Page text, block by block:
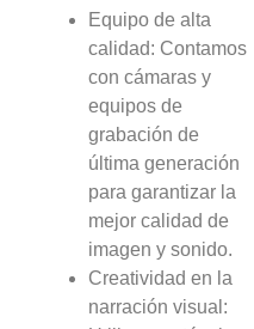
Equipo de alta
calidad: Contamos
con cámaras y
equipos de
grabación de
última generación
para garantizar la
mejor calidad de
imagen y sonido.
Creatividad en la
narración visual: